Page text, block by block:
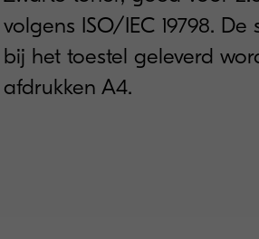
volgens ISO/IEC 19798.
bij het toestel geleverd
afdrukken A4.